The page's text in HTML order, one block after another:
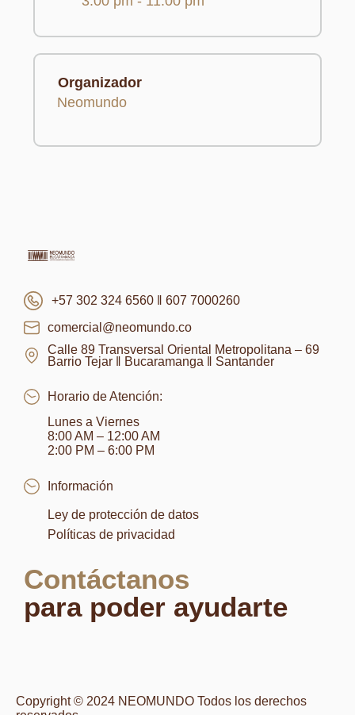
Organizador
Neomundo
+57 302 324 6560 ‖ 607 7000260
comercial@neomundo.co
Calle 89 Transversal Oriental Metropolitana – 69
Barrio Tejar ‖ Bucaramanga ‖ Santander
Horario de Atención:
Lunes a Viernes
8:00 AM – 12:00 AM
2:00 PM – 6:00 PM
Información
Ley de protección de datos
Políticas de privacidad
Contáctanos
para poder ayudarte
Copyright © 2024 NEOMUNDO Todos los derechos